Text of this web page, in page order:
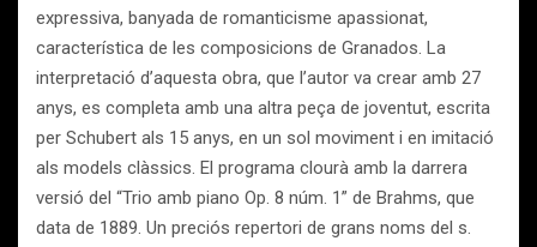
expressiva, banyada de romanticisme apassionat,
característica de les composicions de Granados. La
interpretació d’aquesta obra, que l’autor va crear amb 27
anys, es completa amb una altra peça de joventut, escrita
per Schubert als 15 anys, en un sol moviment i en imitació
als models clàssics. El programa clourà amb la darrera
versió del “Trio amb piano Op. 8 núm. 1” de Brahms, que
data de 1889. Un preciós repertori de grans noms del s.